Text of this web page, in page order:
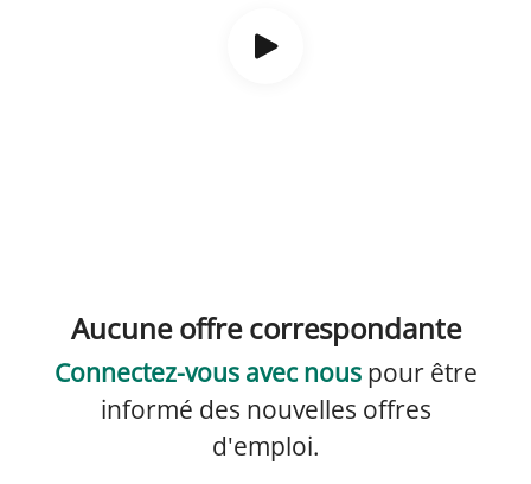
Aucune offre correspondante
Connectez-vous avec nouspour être
informé des nouvelles offres
d'emploi.